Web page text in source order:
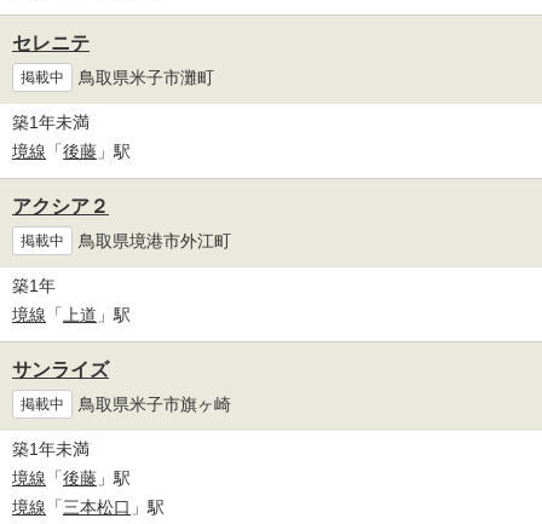
セレニテ
掲載中 鳥取県米子市灘町
築1年未満
境線 「後藤 」駅
アクシア２
掲載中 鳥取県境港市外江町
築1年
境線 「上道 」駅
サンライズ
掲載中 鳥取県米子市旗ヶ崎
築1年未満
境線 「後藤 」駅
境線 「三本松口 」駅